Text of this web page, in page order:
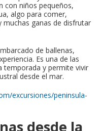
con niños pequeños,
algo para comer,
ganas de disfrutar
de ballenas,
Es una de las
temporada y permite vivir
desde el mar.
excursiones/peninsula-
desde la